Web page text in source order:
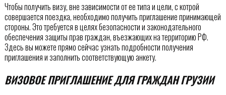
Чтобы получить визу, вне зависимости от ее типа и цели, с котрой
совершается поездка, необходимо получить приглашение принимающей
стороны. Это требуется в целях безопасности и законодательного
обеспечения защиты прав граждан, въезжающих на территорию РФ.
Здесь вы можете прямо сейчас узнать подробности получения
приглашения и заполнить соответствующую анкету.
ВИЗОВОЕ ПРИГЛАШЕНИЕ ДЛЯ ГРАЖДАН ГРУЗИИ